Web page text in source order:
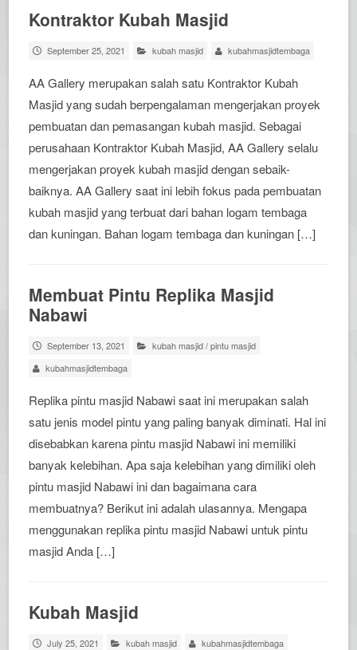
Kontraktor Kubah Masjid
September 25, 2021 kubah masjid kubahmasjidtembaga
AA Gallery merupakan salah satu Kontraktor Kubah
Masjid yang sudah berpengalaman mengerjakan proyek
pembuatan dan pemasangan kubah masjid. Sebagai
perusahaan Kontraktor Kubah Masjid, AA Gallery selalu
mengerjakan proyek kubah masjid dengan sebaik-
baiknya. AA Gallery saat ini lebih fokus pada pembuatan
kubah masjid yang terbuat dari bahan logam tembaga
dan kuningan. Bahan logam tembaga dan kuningan […]
Membuat Pintu Replika Masjid
Nabawi
September 13, 2021 kubah masjid/pintu masjid
kubahmasjidtembaga
Replika pintu masjid Nabawi saat ini merupakan salah
satu jenis model pintu yang paling banyak diminati. Hal ini
disebabkan karena pintu masjid Nabawi ini memiliki
banyak kelebihan. Apa saja kelebihan yang dimiliki oleh
pintu masjid Nabawi ini dan bagaimana cara
membuatnya? Berikut ini adalah ulasannya. Mengapa
menggunakan replika pintu masjid Nabawi untuk pintu
masjid Anda […]
Kubah Masjid
July 25, 2021 kubah masjid kubahmasjidtembaga